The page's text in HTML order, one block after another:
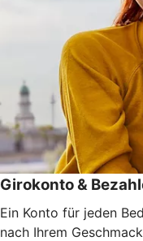
Girokonto &
Ein Konto für jeden
nach Ihrem